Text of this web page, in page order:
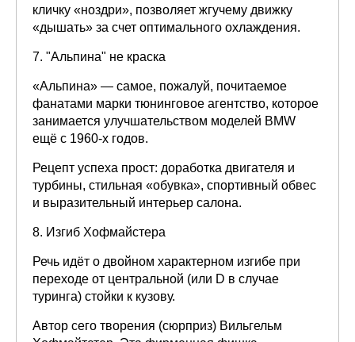
кличку «ноздри», позволяет жгучему движку
«дышать» за счет оптимального охлаждения.
7. "Альпина" не краска
«Альпина» — самое, пожалуй, почитаемое
фанатами марки тюнинговое агентство, которое
занимается улучшательством моделей BMW
ещё с 1960-х годов.
Рецепт успеха прост: доработка двигателя и
турбины, стильная «обувка», спортивный обвес
и выразительный интерьер салона.
8. Изгиб Хофмайстера
Речь идёт о двойном характерном изгибе при
переходе от центральной (или D в случае
туринга) стойки к кузову.
Автор сего творения (сюрприз) Вильгельм